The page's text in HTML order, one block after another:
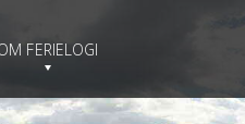
FERIELOGI